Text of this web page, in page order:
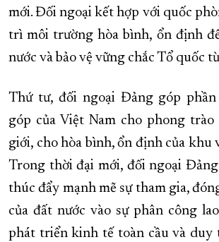
mới. Đối ngoại kết hợp với quốc
trì môi trường hòa bình, ổn định
nước và bảo vệ vững chắc Tổ quốc
Thứ tư, đối ngoại Đảng góp
góp của Việt Nam cho phong trào
giới, cho hòa bình, ổn định của khu
Trong thời đại mới, đối ngoại
thúc đẩy mạnh mẽ sự tham gia,
của đất nước vào sự phân công
phát triển kinh tế toàn cầu và duy